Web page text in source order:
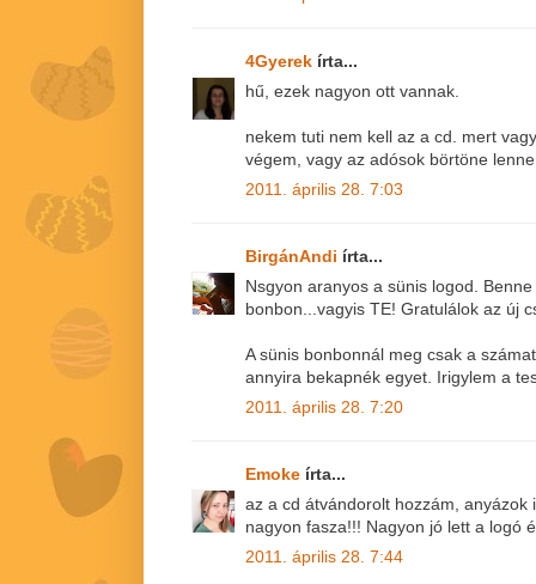
4Gyerek írta...
hű, ezek nagyon ott vannak.
nekem tuti nem kell az a cd. mert
végem, vagy az adósok börtöne
2011. április 28. 7:03
BirgánAndi írta...
Nsgyon aranyos a sünis logod.
bonbon...vagyis TE! Gratulálok az új
A sünis bonbonnál meg csak a
annyira bekapnék egyet. Irigylem a
2011. április 28. 7:20
Emoke írta...
az a cd átvándorolt hozzám, anyázok
nagyon fasza!!! Nagyon jó lett a logó
2011. április 28. 7:44